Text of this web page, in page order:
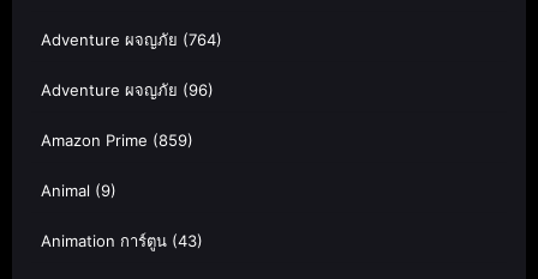
Adventure ผจญภัย (764)
Adventure ผจญภัย (96)
Amazon Prime (859)
Animal (9)
Animation การ์ตูน (43)